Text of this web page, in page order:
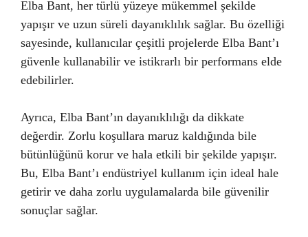
Elba Bant, her türlü yüzeye mükemmel şekilde
yapışır ve uzun süreli dayanıklılık sağlar. Bu özelliği
sayesinde, kullanıcılar çeşitli projelerde Elba Bant’ı
güvenle kullanabilir ve istikrarlı bir performans elde
edebilirler.
Ayrıca, Elba Bant’ın dayanıklılığı da dikkate
değerdir. Zorlu koşullara maruz kaldığında bile
bütünlüğünü korur ve hala etkili bir şekilde yapışır.
Bu, Elba Bant’ı endüstriyel kullanım için ideal hale
getirir ve daha zorlu uygulamalarda bile güvenilir
sonuçlar sağlar.